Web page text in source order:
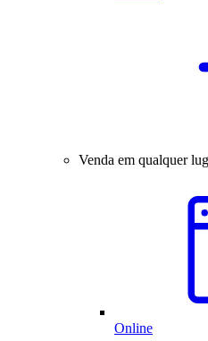
Venda em qualquer
Online